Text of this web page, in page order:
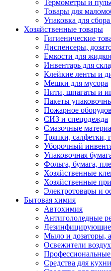
Термометры и
Товары для
Упаковка для
Хозяйственные товары
Гигиенические
Диспенсеры,
Емкости для
Инвентарь для
Клейкие ленты и
Мешки для мусора
Нити, шпагаты и
Пакеты
Пожарное
СИЗ и спецодежда
Смазочные
Тряпки, салфетки,
Уборочный
Упаковочная
Фольга, бумага,
Хозяйственные
Хозяйственные
Электротовары и
Бытовая химия
Автохимия
Антигололедные
Дезинфицирующие
Мыло и дозаторы,
Освежители
Профессиональные
Средства для кухни